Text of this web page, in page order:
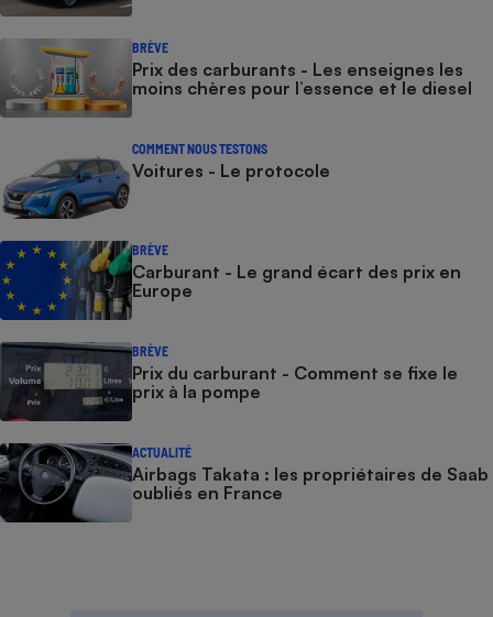
BRÈVE
Prix des carburants - Les enseignes les
moins chères pour l’essence et le diesel
COMMENT NOUS TESTONS
Voitures - Le protocole
BRÈVE
Carburant - Le grand écart des prix en
Europe
BRÈVE
Prix du carburant - Comment se fixe le
prix à la pompe
ACTUALITÉ
Airbags Takata : les propriétaires de Saab
oubliés en France